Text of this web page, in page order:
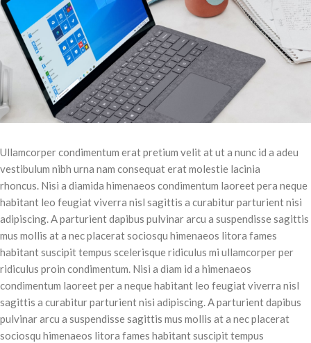
Ullamcorper condimentum erat pretium velit at ut a nunc id a adeu
vestibulum nibh urna nam consequat erat molestie lacinia
rhoncus. Nisi a diamida himenaeos condimentum laoreet pera neque
habitant leo feugiat viverra nisl sagittis a curabitur parturient nisi
adipiscing. A parturient dapibus pulvinar arcu a suspendisse sagittis
mus mollis at a nec placerat sociosqu himenaeos litora fames
habitant suscipit tempus scelerisque ridiculus mi ullamcorper per
ridiculus proin condimentum. Nisi a diam id a himenaeos
condimentum laoreet per a neque habitant leo feugiat viverra nisl
sagittis a curabitur parturient nisi adipiscing. A parturient dapibus
pulvinar arcu a suspendisse sagittis mus mollis at a nec placerat
sociosqu himenaeos litora fames habitant suscipit tempus